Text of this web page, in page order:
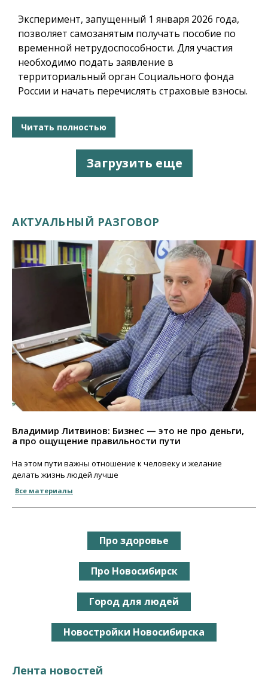
Эксперимент, запущенный 1 января 2026 года,
позволяет самозанятым получать пособие по
временной нетрудоспособности. Для участия
необходимо подать заявление в
территориальный орган Социального фонда
России и начать перечислять страховые взносы.
Читать полностью
Загрузить еще
АКТУАЛЬНЫЙ РАЗГОВОР
Владимир Литвинов: Бизнес — это не про деньги,
а про ощущение правильности пути
На этом пути важны отношение к человеку и желание
делать жизнь людей лучше
Все материалы
Про здоровье
Про Новосибирск
Город для людей
Новостройки Новосибирска
Лента новостей